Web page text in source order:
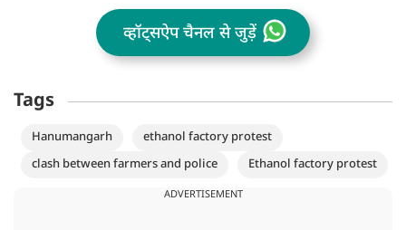
व्हॉट्सऐप चैनल से जुड़ें
Tags
Hanumangarh
ethanol factory protest
clash between farmers and police
Ethanol factory protest
ADVERTISEMENT